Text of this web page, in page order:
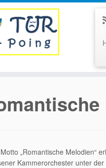
„Romantische Melodien“
Kammerorchester unter